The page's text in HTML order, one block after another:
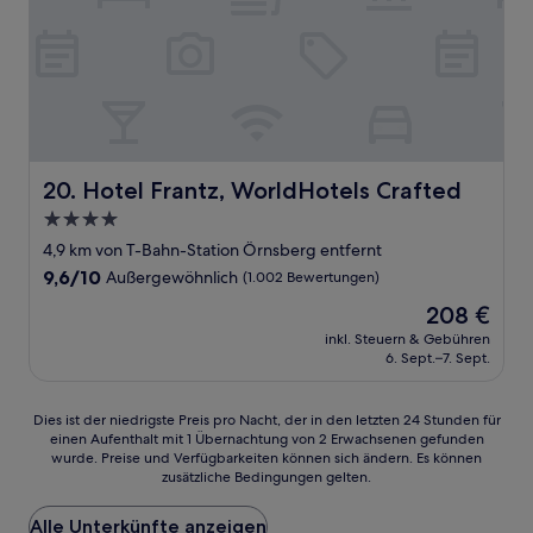
20. Hotel Frantz, WorldHotels Crafted
Hotel Frantz, WorldHotels Crafted
4.0-
Sterne-
Unterkunft
4,9 km von T-Bahn-Station Örnsberg entfernt
9.6
9,6/10 Außergewöhnlich (1.002 Bewertungen)
Der
Preis
beträgt
208 €
inkl. Steuern & Gebühren
6. Sept.–7. Sept.
Dies
der
Preis
pro
Dies ist der niedrigste Preis pro Nacht, der in den letzten 24 Stunden für
einen Aufenthalt mit 1 Übernachtung von 2 Erwachsenen gefunden
wurde. Preise und Verfügbarkeiten können sich ändern. Es können
zusätzliche Bedingungen gelten.
Alle Unterkünfte anzeigen